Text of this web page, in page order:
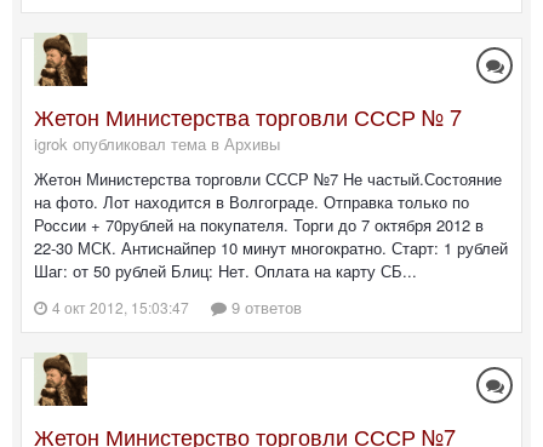
Жетон Министерства торговли СССР № 7
igrok опубликовал тема в Архивы
Жетон Министерства торговли СССР №7 Не частый.Состояние
на фото. Лот находится в Волгограде. Отправка только по
России + 70рублей на покупателя. Торги до 7 октября 2012 в
22-30 МСК. Антиснайпер 10 минут многократно. Старт: 1 рублей
Шаг: от 50 рублей Блиц: Нет. Оплата на карту СБ...
4 окт 2012, 15:03:47 9 ответов
Жетон Министерство торговли СССР №7